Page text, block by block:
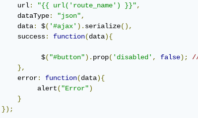
url
: "{{ url('route_name') }}",
dataType
: "json",
data
: $( '#ajax' ). serialize(),
success
: function(data){
$
( "#button"). prop( 'disabled' , false);
},
error
: function(data){
alert
( "Error")
}
});